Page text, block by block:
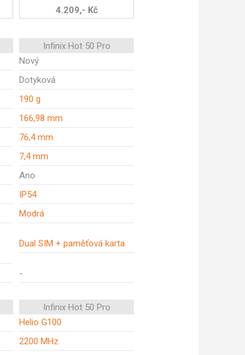
4.209,- Kč
Infinix Hot 50 Pro
Nový
Dotyková
190 g
166,98 mm
76,4 mm
7,4 mm
Ano
IP54
Modrá
Dual SIM + paměťová karta
-
Infinix Hot 50 Pro
Helio G100
2200 MHz